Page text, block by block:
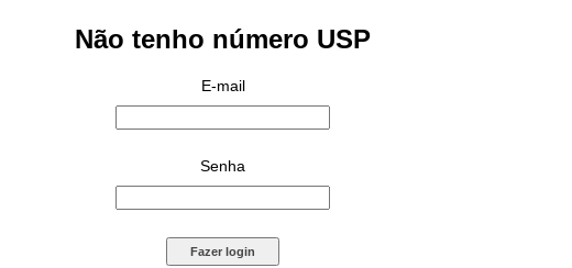
Não tenho número USP
E-mail
Senha